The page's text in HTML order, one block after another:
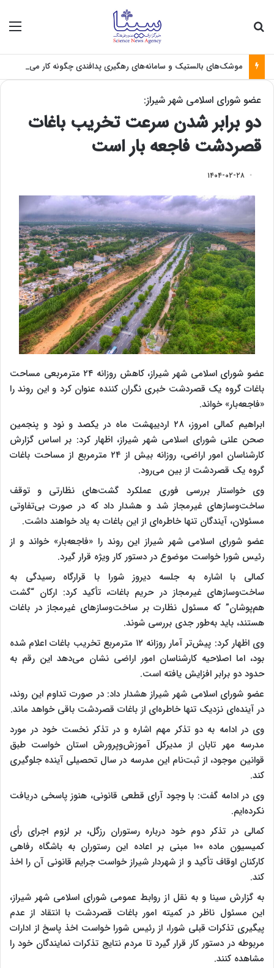
موشک‌های بالستیک و سامانه‌های رهگیری پدافندی چگونه کار می کنند؟
عضو شورای اسلامی شهر شیراز:
دو برابر شدن سرعت تخریب باغات
قصردشت فاجعه بار است
۱۴۰۴-۰۲-۲۸
عضو شورای اسلامی شهر شیراز، کاهش روزانه ۲۴ مترمربعی مساحت
باغات گروه یک قصردشت خبری نگران کننده عنوان کرد و این روند را
«فاجعه‌بار» خواند.
ابراهیم کمالی امروز، ۲۸ اردیبهشت ماه در یکصد و نود و پنجمین
صحن علنی شورای اسلامی شهر شیراز، اظهار کرد: بر اساس گزارش
کارشناسان امور اراضی، روزانه بیش از ۲۴ مترمربع از مساحت باغات
گروه یک قصردشت از بین می‌رود.
وی خواستار بررسی فوری عملکرد گشت‌های نظارتی و توقف
ساخت‌وسازهای غیرمجاز شد و هشدار داد که در صورت بی‌تفاوتی
مسئولان، آیندگان تنها خاطره‌ای از این باغات به یاد خواهند داشت.
عضو شورای اسلامی شهر شیراز این روند را «فاجعه‌بار» خواند و از
رئیس شورا خواست موضوع در دستور کار ویژه قرار گیرد.
کمالی با اشاره به جلسه دیروز شورا با قرارگاه رسیدگی به
ساخت‌وسازهای غیرمجاز در حریم باغات، تأکید کرد: ارکان “گشت
هم‌پوشان” که مسئول نظارت بر ساخت‌وسازهای غیرمجاز در باغات
هستند، باید به‌طور جدی بررسی شوند.
وی اظهار کرد: پیش‌تر آمار روزانه ۱۲ مترمربع تخریب باغات اعلام شده
بود، اما اصلاحیه کارشناسان امور اراضی نشان می‌دهد این رقم به
حدود دو برابر افزایش یافته است.
عضو شورای اسلامی شهر شیراز هشدار داد: در صورت تداوم این روند،
در آینده‌ای نزدیک تنها خاطره‌ای از باغات قصردشت باقی خواهد ماند.
وی در ادامه به دو تذکر مهم اشاره و در تذکر نخست خود در مورد
مدرسه مهر تابان از مدیرکل آموزش‌وپرورش استان خواست طبق
قوانین موجود، از ثبت‌نام این مدرسه در سال تحصیلی آینده جلوگیری
کند.
وی در ادامه گفت: با وجود آرای قطعی قانونی، هنوز پاسخی دریافت
نکرده‌ایم.
کمالی در تذکر دوم خود درباره رستوران رزگل، بر لزوم اجرای رأی
کمیسیون ماده ۱۰۰ مبنی بر اعاده این رستوران به باشگاه رفاهی
کارکنان اوقاف تأکید و از شهردار شیراز خواست جرایم قانونی آن را اخذ
کند.
به گزارش سینا و به نقل از روابط عمومی شورای اسلامی شهر شیراز،
این مسئول ناظر در کمیته امور باغات قصردشت با انتقاد از عدم
پیگیری تذکرات قبلی شورا، از رئیس شورا خواست اخذ پاسخ از ادارات
مربوطه در دستور کار قرار گیرد تا مردم نتایج تذکرات نمایندگان خود را
مشاهده کنند.